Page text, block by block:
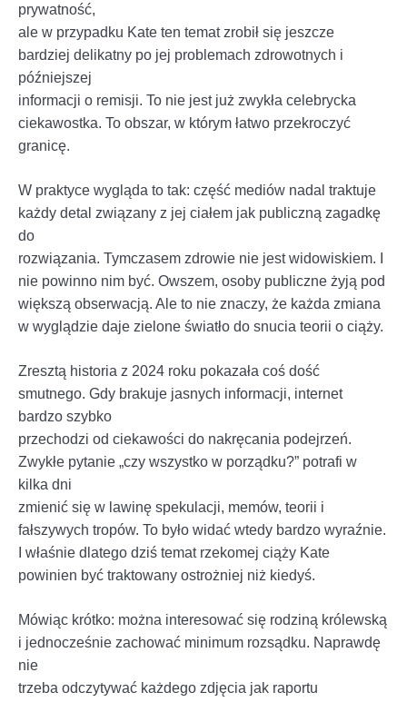
prywatność,
ale w przypadku Kate ten temat zrobił się jeszcze
bardziej delikatny po jej problemach zdrowotnych i
późniejszej
informacji o remisji. To nie jest już zwykła celebrycka
ciekawostka. To obszar, w którym łatwo przekroczyć
granicę.
W praktyce wygląda to tak: część mediów nadal traktuje
każdy detal związany z jej ciałem jak publiczną zagadkę
do
rozwiązania. Tymczasem zdrowie nie jest widowiskiem. I
nie powinno nim być. Owszem, osoby publiczne żyją pod
większą obserwacją. Ale to nie znaczy, że każda zmiana
w wyglądzie daje zielone światło do snucia teorii o ciąży.
Zresztą historia z 2024 roku pokazała coś dość
smutnego. Gdy brakuje jasnych informacji, internet
bardzo szybko
przechodzi od ciekawości do nakręcania podejrzeń.
Zwykłe pytanie „czy wszystko w porządku?” potrafi w
kilka dni
zmienić się w lawinę spekulacji, memów, teorii i
fałszywych tropów. To było widać wtedy bardzo wyraźnie.
I właśnie dlatego dziś temat rzekomej ciąży Kate
powinien być traktowany ostrożniej niż kiedyś.
Mówiąc krótko: można interesować się rodziną królewską
i jednocześnie zachować minimum rozsądku. Naprawdę
nie
trzeba odczytywać każdego zdjęcia jak raportu